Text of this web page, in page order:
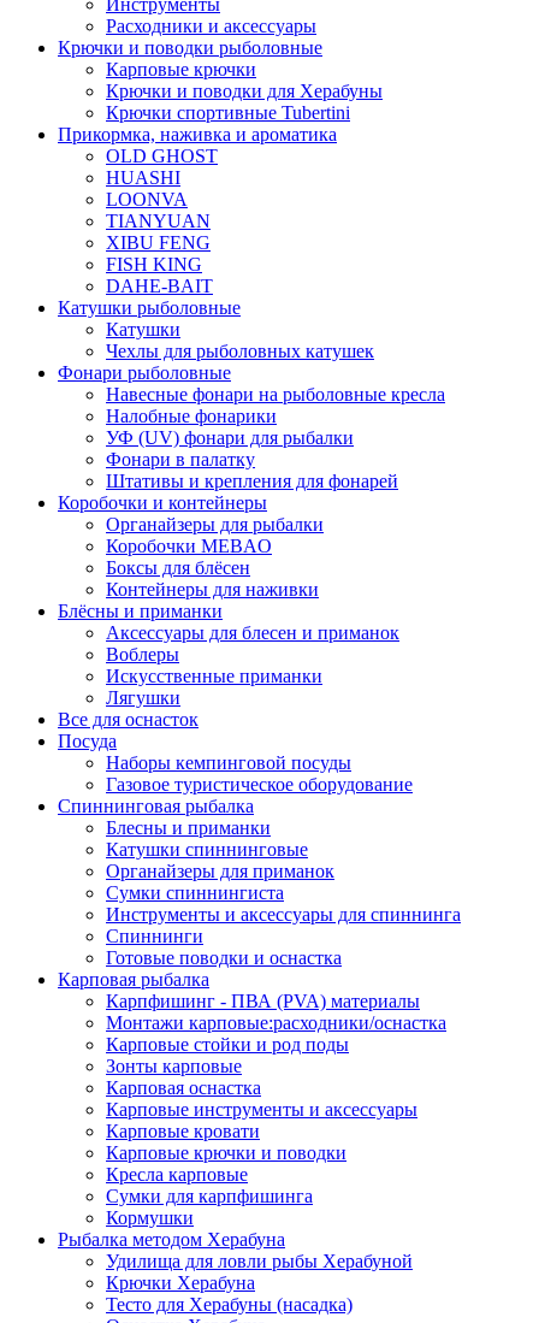
Расходники и аксессуары
Крючки и поводки рыболовные
Карповые крючки
Крючки и поводки для Херабуны
Крючки спортивные Tubertini
Прикормка, наживка и ароматика
OLD GHOST
HUASHI
LOONVA
TIANYUAN
XIBU FENG
FISH KING
DAHE-BAIT
Катушки рыболовные
Катушки
Чехлы для рыболовных катушек
Фонари рыболовные
Навесные фонари на рыболовные кресла
Налобные фонарики
УФ (UV) фонари для рыбалки
Фонари в палатку
Штативы и крепления для фонарей
Коробочки и контейнеры
Органайзеры для рыбалки
Коробочки MEBAO
Боксы для блёсен
Контейнеры для наживки
Блёсны и приманки
Аксессуары для блесен и приманок
Воблеры
Искусственные приманки
Лягушки
Все для оснасток
Посуда
Наборы кемпинговой посуды
Газовое туристическое оборудование
Спиннинговая рыбалка
Блесны и приманки
Катушки спиннинговые
Органайзеры для приманок
Сумки спиннингиста
Инструменты и аксессуары для спиннинга
Спиннинги
Готовые поводки и оснастка
Карповая рыбалка
Карпфишинг - ПВА (PVA) материалы
Монтажи карповые:расходники/оснастка
Карповые стойки и род поды
Зонты карповые
Карповая оснастка
Карповые инструменты и аксессуары
Карповые кровати
Карповые крючки и поводки
Кресла карповые
Сумки для карпфишинга
Кормушки
Рыбалка методом Херабуна
Удилища для ловли рыбы Херабуной
Крючки Херабуна
Тесто для Херабуны (насадка)